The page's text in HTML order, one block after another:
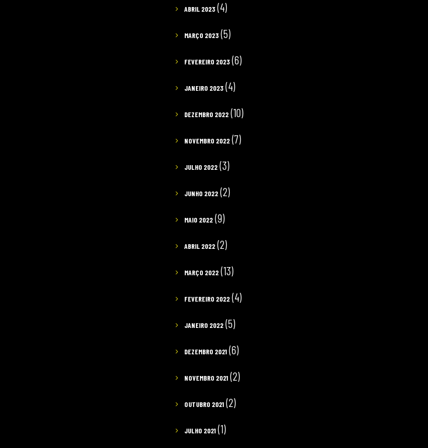
ABRIL 2023 (4)
MARÇO 2023 (5)
FEVEREIRO 2023 (6)
JANEIRO 2023 (4)
DEZEMBRO 2022 (10)
NOVEMBRO 2022 (7)
JULHO 2022 (3)
JUNHO 2022 (2)
MAIO 2022 (9)
ABRIL 2022 (2)
MARÇO 2022 (13)
FEVEREIRO 2022 (4)
JANEIRO 2022 (5)
DEZEMBRO 2021 (6)
NOVEMBRO 2021 (2)
OUTUBRO 2021 (2)
JULHO 2021 (1)